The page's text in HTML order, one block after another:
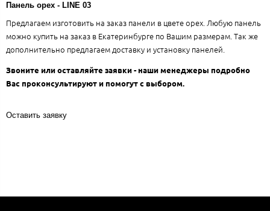
Панель орех - LINE 03
Предлагаем изготовить на заказ панели в цвете орех. Любую панель
можно купить на заказ в Екатеринбурге по Вашим размерам. Так же
дополнительно предлагаем доставку и установку панелей.
Звоните или оставляйте заявки - наши менеджеры подробно
Вас проконсультируют и помогут с выбором.
Оставить заявку